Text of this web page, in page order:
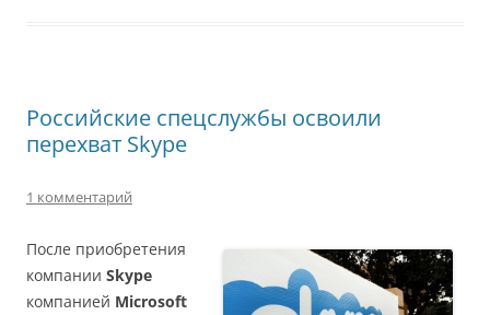
Российские спецслужбы освоили
перехват Skype
1 комментарий
После приобретения
компании Skype
компанией Microsoft